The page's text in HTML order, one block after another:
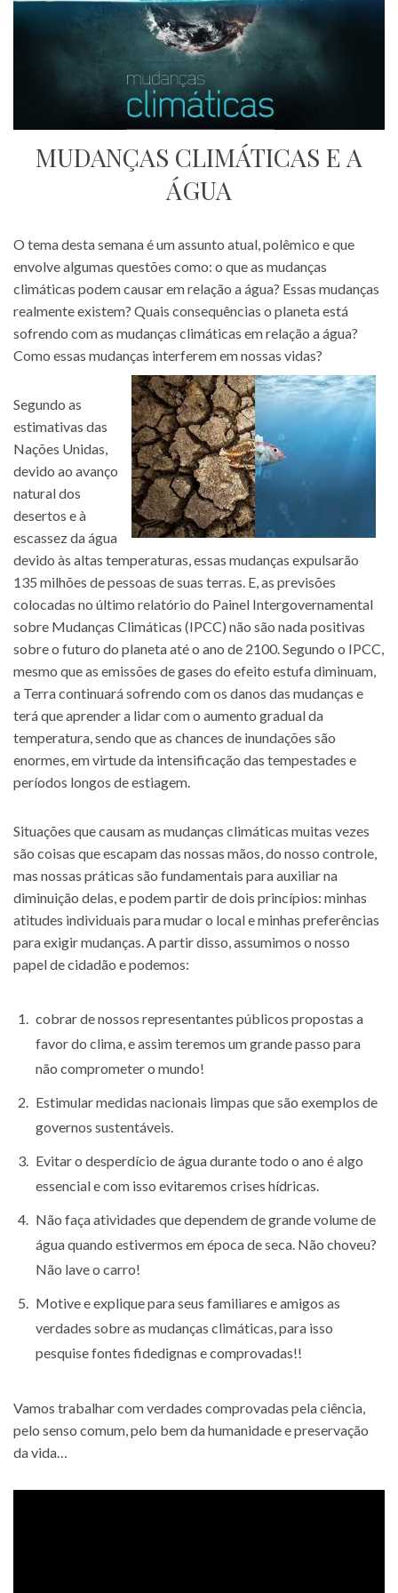
MUDANÇAS CLIMÁTICAS E A
ÁGUA
O tema desta semana é um assunto atual, polêmico e que
envolve algumas questões como: o que as mudanças
climáticas podem causar em relação a água? Essas mudanças
realmente existem? Quais consequências o planeta está
sofrendo com as mudanças climáticas em relação a água?
Como essas mudanças interferem em nossas vidas?
Segundo as
estimativas das
Nações Unidas,
devido ao avanço
natural dos
desertos e à
escassez da água
devido às altas temperaturas, essas mudanças expulsarão
135 milhões de pessoas de suas terras. E, as previsões
colocadas no último relatório do Painel Intergovernamental
sobre Mudanças Climáticas (IPCC) não são nada positivas
sobre o futuro do planeta até o ano de 2100. Segundo o IPCC,
mesmo que as emissões de gases do efeito estufa diminuam,
a Terra continuará sofrendo com os danos das mudanças e
terá que aprender a lidar com o aumento gradual da
temperatura, sendo que as chances de inundações são
enormes, em virtude da intensificação das tempestades e
períodos longos de estiagem.
Situações que causam as mudanças climáticas muitas vezes
são coisas que escapam das nossas mãos, do nosso controle,
mas nossas práticas são fundamentais para auxiliar na
diminuição delas, e podem partir de dois princípios: minhas
atitudes individuais para mudar o local e minhas preferências
para exigir mudanças. A partir disso, assumimos o nosso
papel de cidadão e podemos:
cobrar de nossos representantes públicos propostas a
favor do clima, e assim teremos um grande passo para
não comprometer o mundo!
Estimular medidas nacionais limpas que são exemplos de
governos sustentáveis.
Evitar o desperdício de água durante todo o ano é algo
essencial e com isso evitaremos crises hídricas.
Não faça atividades que dependem de grande volume de
água quando estivermos em época de seca. Não choveu?
Não lave o carro!
Motive e explique para seus familiares e amigos as
verdades sobre as mudanças climáticas, para isso
pesquise fontes fidedignas e comprovadas!!
Vamos trabalhar com verdades comprovadas pela ciência,
pelo senso comum, pelo bem da humanidade e preservação
da vida…